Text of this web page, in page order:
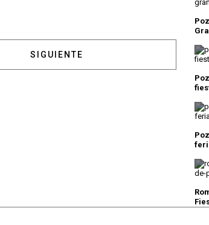
CUMPLE UN AÑO DESDE QUE
ARTÍCULO SIGUIENTE: UNAI SANZ:
SIGUIENTE